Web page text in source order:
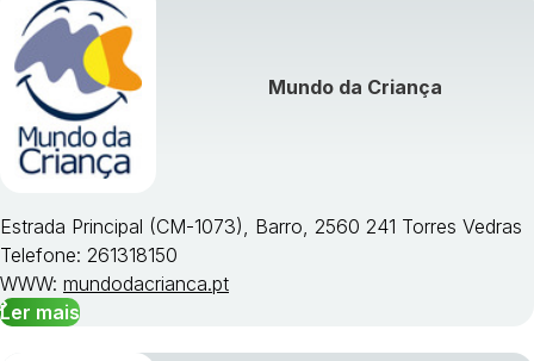
Mundo da Criança
Estrada Principal (CM-1073), Barro, 2560 241 Torres Vedras
Telefone: 261318150
WWW: mundodacrianca.pt
Ler mais